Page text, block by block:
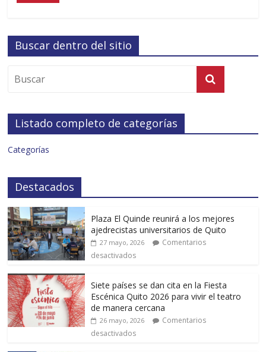
Buscar dentro del sitio
Listado completo de categorías
Categorías
Destacados
Plaza El Quinde reunirá a los mejores
ajedrecistas universitarios de Quito
27 mayo, 2026
Comentarios
desactivados
Siete países se dan cita en la Fiesta
Escénica Quito 2026 para vivir el teatro
de manera cercana
26 mayo, 2026
Comentarios
desactivados